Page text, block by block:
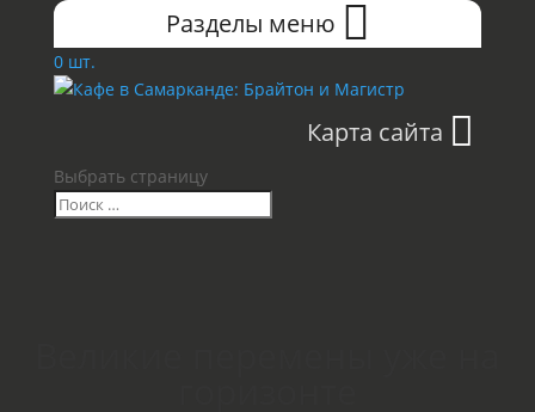
Разделы меню
0 шт.
Карта сайта
Выбрать страницу